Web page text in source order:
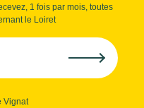
1 fois par mois, toutes
le Loiret
Vignat